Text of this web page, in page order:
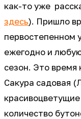
как-то уже
здесь). Пришло
первостепенном
ежегодно и
сезон. Это время
Сакура садовая
количество